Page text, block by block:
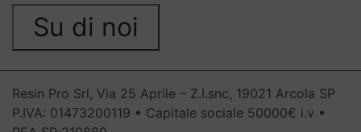
Su di noi
Resin Pro Srl, Via 25 Aprile – Z.I.snc, 19021 Arcola SP
P.IVA: 01473200119 • Capitale sociale 50000€ i.v •